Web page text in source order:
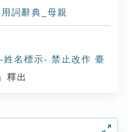
詞辭典_母親
姓名標示- 禁止改作 臺
」釋出